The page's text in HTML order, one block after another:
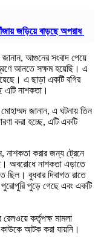
জড়িয়ে বাড়ছে অপরাধ
জানান, আগুনের সংবাদ পেয়ে
আনতে সক্ষম হয়েছি। এ
এ ছাড়া একটি ব‌গির
এটি নাশকতা।
জানান, এ ঘটনায় তিন
করা হচ্ছে, এটি একটি
নাশকতা করার জন্য ট্রেনে
অবরোধে নাশকতা এড়াতে
বুধবার দিবাগত রাতে
পুড়ে গেছে এবং একটি
কর্তৃপক্ষ মামলা
আটক করা যায়নি।